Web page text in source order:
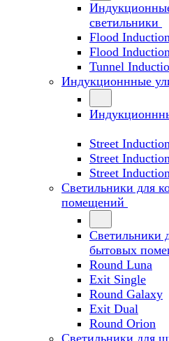
светильники
Flood
Flood
Tunnel
Индукционнные
Street
Street
Street
Светильники для
помещений
Светильники
бытовых
Round Luna
Exit Single
Round Galaxy
Exit Dual
Round Orion
Светильники для